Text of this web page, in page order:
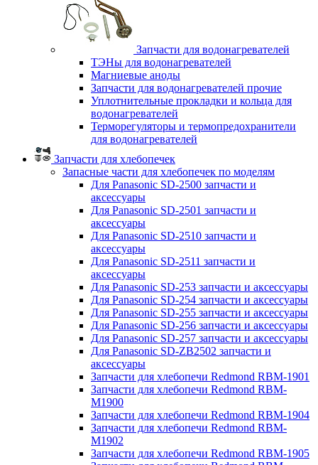
Запчасти для водонагревателей
ТЭНы для водонагревателей
Магниевые аноды
Запчасти для водонагревателей прочие
Уплотнительные прокладки и кольца для
водонагревателей
Терморегуляторы и термопредохранители
для водонагревателей
Запчасти для хлебопечек
Запасные части для хлебопечек по моделям
Для Panasonic SD-2500 запчасти и
аксессуары
Для Panasonic SD-2501 запчасти и
аксессуары
Для Panasonic SD-2510 запчасти и
аксессуары
Для Panasonic SD-2511 запчасти и
аксессуары
Для Panasonic SD-253 запчасти и аксессуары
Для Panasonic SD-254 запчасти и аксессуары
Для Panasonic SD-255 запчасти и аксессуары
Для Panasonic SD-256 запчасти и аксессуары
Для Panasonic SD-257 запчасти и аксессуары
Для Panasonic SD-ZB2502 запчасти и
аксессуары
Запчасти для хлебопечи Redmond RBM-1901
Запчасти для хлебопечи Redmond RBM-
M1900
Запчасти для хлебопечи Redmond RBM-1904
Запчасти для хлебопечи Redmond RBM-
M1902
Запчасти для хлебопечи Redmond RBM-1905